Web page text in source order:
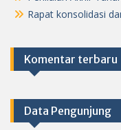
Rapat konsolidasi
Komentar terbaru
Data Pengunjung